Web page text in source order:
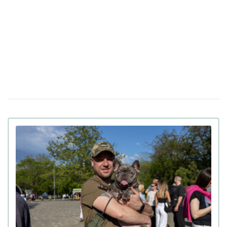
Полиция и зоозащитники изъяли собаку
30 апреля 16:21
Какие комнатные растения опасны для
кошек: симптомы отравления
26 февраля 15:53 Ученые рассказали, как волки
превратились в домашних собак
24 февраля 14:52 Почему с кошкой нельзя играть лазерной
указкой: объяснение зоопсихолога
08 января 15:40
Кота за 5 тысяч долларов продают в Киеве:
что в нем особенного (видео)